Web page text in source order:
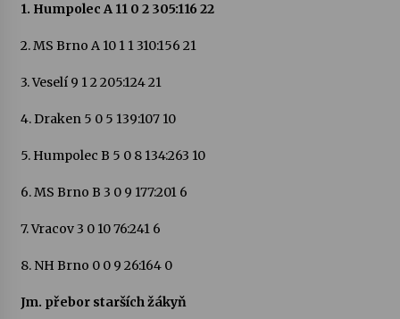
1. Humpolec A 11 0 2 305:116 22
2. MS Brno A 10 1 1 310:156 21
3. Veselí 9 1 2 205:124 21
4. Draken 5 0 5 139:107 10
5. Humpolec B 5 0 8 134:263 10
6. MS Brno B 3 0 9 177:201 6
7. Vracov 3 0 10 76:241 6
8. NH Brno 0 0 9 26:164 0
Jm. přebor starších žákyň